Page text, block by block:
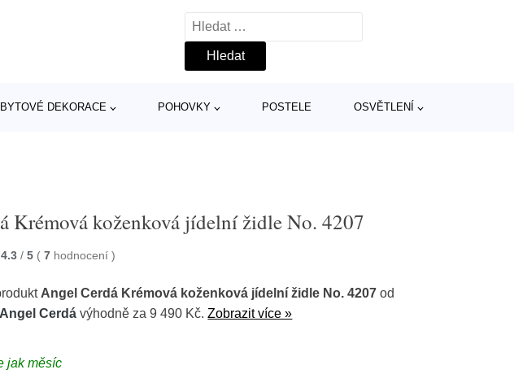
Vyhledávání
BYTOVÉ DEKORACE POHOVKY POSTELE OSVĚTLENÍ
Krémová koženková jídelní židle No. 4207
4.3 / 5 ( 7 hodnocení)
Angel Cerdá Krémová koženková jídelní židle No. 4207 od
Angel Cerdá výhodně za 9 490 Kč.Zobrazit více »
jak měsíc